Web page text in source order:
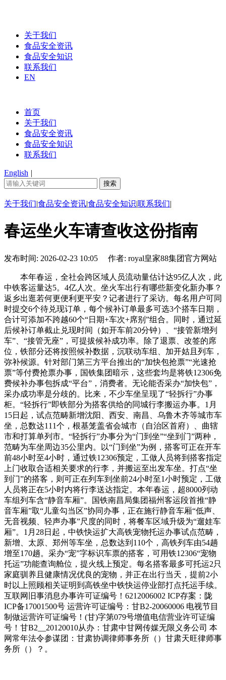
关于我们
食品安全资讯
食品安全知识
联系我们
EN
首页
关于我们
食品安全资讯
食品安全知识
联系我们
English |
关于我们|食品安全资讯|食品安全知识|联系我们|
春运坐火车请查收这份指南
发布时间: 2026-02-23 10:05 作者: royal皇家88集团官方网站
本年春运，全社会跨区域人员流动量估计达95亿人次，此
中铁客运量达5。4亿人次。坐火车出行有哪些新变化新办事？
返乡出逛若何更便利更平安？记者进行了采访。每名用户可同
时提交6个待兑现订单，每个候补订单最多可选3个搭车日期，
合计可添加不跨越60个“日期+车次+席别”组合。同时，通过延
后候补订单截止兑现时间（如开车前20分钟）、“接管新增列
车”、“接管无座”，可提拔候补成功率。除了退票、改签的席
位，铁部分还将按照候补数据，沉联动车组、加开姑且列车，
弥补候源。针对部门第三方平台推出的“加快包抢票”“光速抢
票”等付费抢票办事，国铁集团暗示，这些套均是将铁12306免
费候补办事包拆成“平台”，消费者。无论能否采办“加快包”，
采办成功率是分歧的。比来，不少车坐呈现了“轻拆行”办事
柜。“轻拆行”即铁部分为搭客供给的同城行李搬运办事。1月
15日起，试点范畴新增沈阳、西安、南昌、乌鲁木齐等城市车
坐，总数达111个，根基笼盖省会城市（自治区首府）、曲辖
市和打算单列市。“轻拆行”办事分为“门到坐”“坐到门”两种，
范畴为车坐周边35公里内。以“门到坐”为例，搭客可正在开车
前48小时至4小时，通过铁12306预定，工做人员将到搭客指定
上门收取合适相关要求的行李，并搬运至出发车坐。打点“坐
到门”的搭客，则可正在列车到坐前24小时至1小时预定，工做
人员将正在5小时内将行李送达指定。本年春运，超8000列动
车组列车含“静音车厢”。国铁南昌局集团福州客运段首推“静
音车厢”取“儿童勾当区”协同办事，正在施行静音车厢“低声、
无音视频、轻声办事”尺度的同时，将餐车区域升级为“遛娃车
厢”。1月28日起，中铁快运扩大高铁宠物托运办事试点范畴，
新增、太原、郑州等车坐，总数达到110个，高铁列车由54趟
增至170趟。采办“宠”字标识车票的搭客，可用铁12306“宠物
托运”功能查询舱位，提火线上预定。每名搭客最多可托运2只
家庭驯养且健康情况优良的宠物，并正在出行当天，提前2小
时以上照顾相关证明到高铁坐中铁快运停业部打点托运手续。
互联网旧事消息办事许可证编号！6212006002 ICP存案：陇
ICP备17001500号 运营许可证编号：甘B2-20060006 电视节目
制做运营许可证编号！(甘)字第079号增值电信营业许可证编
号！甘B2__20120010从办：甘肃中甘网传媒无限义务公司 本
网常年法令参谋团：甘肃协调律师事务所（）甘肃天旺律师事
务所（）？。